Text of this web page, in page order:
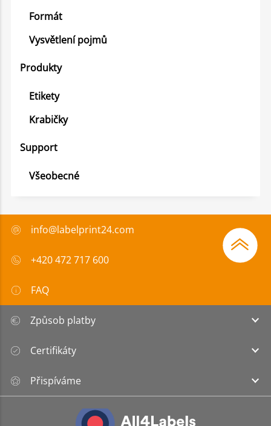
Formát
Vysvětlení pojmů
Produkty
Etikety
Krabičky
Support
Všeobecné
info@labelprint24.com
+420 472 717 600
FAQ
Způsob platby
Certifikáty
Přispíváme